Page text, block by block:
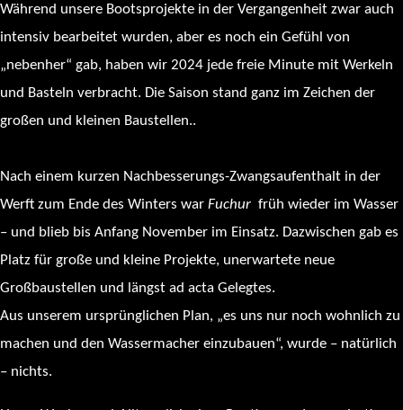
Während unsere Bootsprojekte in der Vergangenheit zwar auch
intensiv bearbeitet wurden, aber es noch ein Gefühl von
„nebenher“ gab, haben wir 2024 jede freie Minute mit Werkeln
und Basteln verbracht. Die Saison stand ganz im Zeichen der
großen und kleinen Baustellen..
Nach einem kurzen Nachbesserungs-Zwangsaufenthalt in der
Werft zum Ende des Winters war Fuchur früh wieder im Wasser
– und blieb bis Anfang November im Einsatz. Dazwischen gab es
Platz für große und kleine Projekte, unerwartete neue
Großbaustellen und längst ad acta Gelegtes.
Aus unserem ursprünglichen Plan, „es uns nur noch wohnlich zu
machen und den Wassermacher einzubauen“, wurde – natürlich
– nichts.